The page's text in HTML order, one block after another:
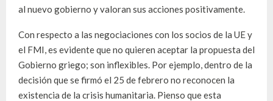
al nuevo gobierno y valoran sus acciones positivamente.
Con respecto a las negociaciones con los socios de la UE y
el FMI, es evidente que no quieren aceptar la propuesta del
Gobierno griego; son inflexibles. Por ejemplo, dentro de la
decisión que se firmó el 25 de febrero no reconocen la
existencia de la crisis humanitaria. Pienso que esta